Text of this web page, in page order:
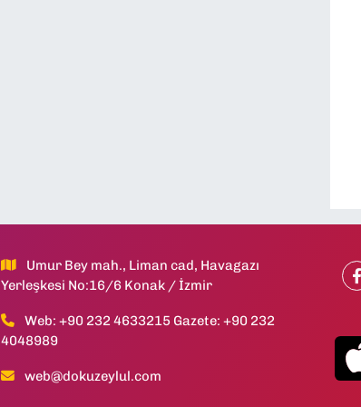
Umur Bey mah., Liman cad, Havagazı
Yerleşkesi No:16/6 Konak / İzmir
Web: +90 232 4633215 Gazete: +90 232
4048989
web@dokuzeylul.com